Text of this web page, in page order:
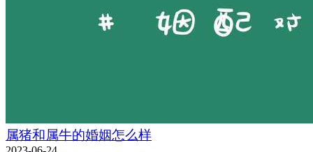
属猪和属牛的婚姻怎么样